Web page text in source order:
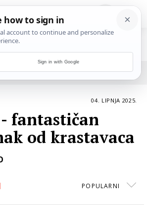
04. LIPNJA 2025.
fantastičan
od krastavaca
POVRATAK NA ČLANAK
POPULARNI
Sign in with Google